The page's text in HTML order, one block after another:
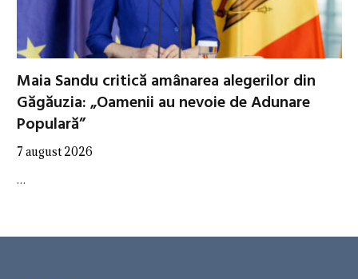
Maia Sandu critică amânarea alegerilor din
Găgăuzia: „Oamenii au nevoie de Adunare
Populară”
7 august 2026
…